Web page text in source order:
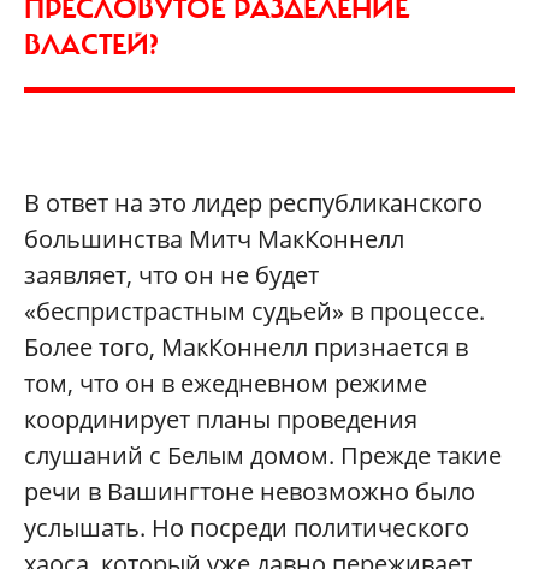
ПРЕСЛОВУТОЕ РАЗДЕЛЕНИЕ
ВЛАСТЕЙ?
В ответ на это лидер республиканского
большинства Митч МакКоннелл
заявляет, что он не будет
«беспристрастным судьей» в процессе.
Более того, МакКоннелл признается в
том, что он в ежедневном режиме
координирует планы проведения
слушаний с Белым домом. Прежде такие
речи в Вашингтоне невозможно было
услышать. Но посреди политического